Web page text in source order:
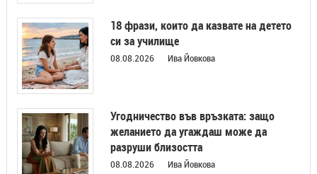
18 фрази, които да казвате на детето
си за училище
08.08.2026 Ива Йовкова
Угодничество във връзката: защо
желанието да угаждаш може да
разруши близостта
08.08.2026 Ива Йовкова